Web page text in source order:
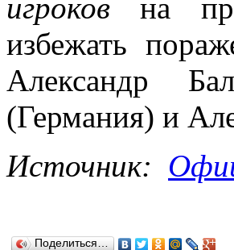
игроков на
избежать
Александр
(Германия) и
Источник:
Поделиться…